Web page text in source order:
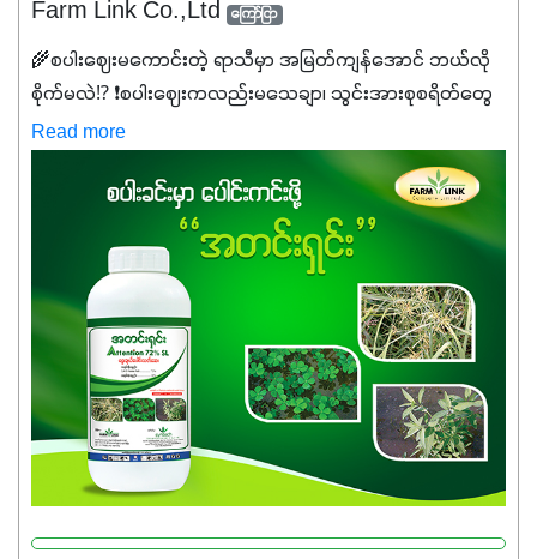
Farm Link Co.,Ltd ကြော်ငြာ
🌾စပါးဈေးမကောင်းတဲ့ ရာသီမှာ အမြတ်ကျန်အောင် ဘယ်လို
စိုက်မလဲ⁉️ ❗စပါးဈေးကလည်းမသေချာ၊ သွင်းအားစုစရိတ်တွေ
ကလည်း တက်နေတဲ့ဒီလိုအချိန်မှာ သွင်းအားစုဖိုးကို လျှော့ချပြီး
အထွက်နှုန်းကို ထိန်းထားနိုင်မှ ဦးကြီးတို့ အဆင်ပြေမှာနော် ✔️ဒါ
ကြောင့် ကိုယ်သုံးသမျှ ကိုယ့်အတွက်အကျိုးရစေမယ့်
အရည်အသွေးစိတ်ချရတဲ့ သွင်းအားစုပစ္စည်းတွေကိုပဲ ရွေးချယ်
သုံးသင့်ပါတယ်။
Read more